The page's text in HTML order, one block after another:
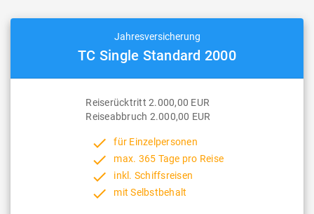
Jahresversicherung
TC Single Standard 2000
Reiserücktritt 2.000,00 EUR
Reiseabbruch 2.000,00 EUR
done für Einzelpersonen
done max. 365 Tage pro Reise
done inkl. Schiffsreisen
done mit Selbstbehalt